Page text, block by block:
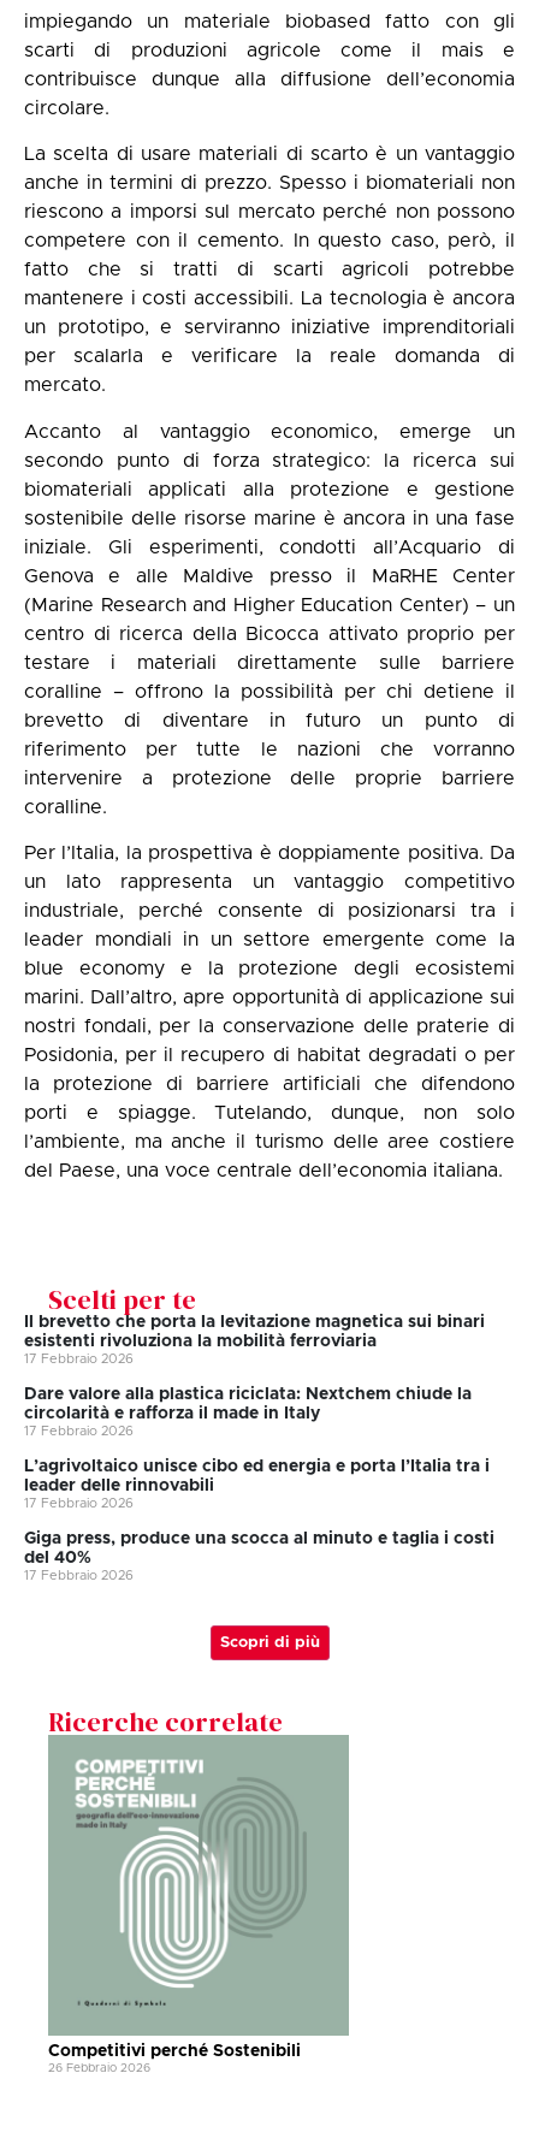
impiegando un materiale biobased fatto con gli
scarti di produzioni agricole come il mais e
contribuisce dunque alla diffusione dell’economia
circolare.
La scelta di usare materiali di scarto è un vantaggio
anche in termini di prezzo. Spesso i biomateriali non
riescono a imporsi sul mercato perché non possono
competere con il cemento. In questo caso, però, il
fatto che si tratti di scarti agricoli potrebbe
mantenere i costi accessibili. La tecnologia è ancora
un prototipo, e serviranno iniziative imprenditoriali
per scalarla e verificare la reale domanda di
mercato.
Accanto al vantaggio economico, emerge un
secondo punto di forza strategico: la ricerca sui
biomateriali applicati alla protezione e gestione
sostenibile delle risorse marine è ancora in una fase
iniziale. Gli esperimenti, condotti all’Acquario di
Genova e alle Maldive presso il MaRHE Center
(Marine Research and Higher Education Center) – un
centro di ricerca della Bicocca attivato proprio per
testare i materiali direttamente sulle barriere
coralline – offrono la possibilità per chi detiene il
brevetto di diventare in futuro un punto di
riferimento per tutte le nazioni che vorranno
intervenire a protezione delle proprie barriere
coralline.
Per l’Italia, la prospettiva è doppiamente positiva. Da
un lato rappresenta un vantaggio competitivo
industriale, perché consente di posizionarsi tra i
leader mondiali in un settore emergente come la
blue economy e la protezione degli ecosistemi
marini. Dall’altro, apre opportunità di applicazione sui
nostri fondali, per la conservazione delle praterie di
Posidonia, per il recupero di habitat degradati o per
la protezione di barriere artificiali che difendono
porti e spiagge. Tutelando, dunque, non solo
l’ambiente, ma anche il turismo delle aree costiere
del Paese, una voce centrale dell’economia italiana.
Scelti per te
Il brevetto che porta la levitazione magnetica sui binari
esistenti rivoluziona la mobilità ferroviaria
17 Febbraio 2026
Dare valore alla plastica riciclata: Nextchem chiude la
circolarità e rafforza il made in Italy
17 Febbraio 2026
L’agrivoltaico unisce cibo ed energia e porta l’Italia tra i
leader delle rinnovabili
17 Febbraio 2026
Giga press, produce una scocca al minuto e taglia i costi
del 40%
17 Febbraio 2026
Scopri di più
Ricerche correlate
Competitivi perché Sostenibili
26 Febbraio 2026